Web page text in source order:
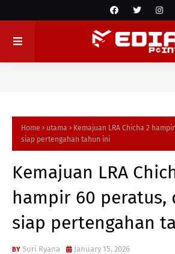
Home utama
Kemajuan LRA Chicha 2
siap pertengahan tahun ini
Kemajuan LRA
hampir 60 peratus,
siap pertengahan
Suri Ryana January 15, 2026